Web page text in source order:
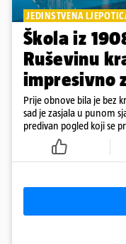
JEDINSTVENA
Škola iz
Ruševinu
impresivno
Prije obnove bila je bez
sad je zasjala u punom
predivan pogled koji se